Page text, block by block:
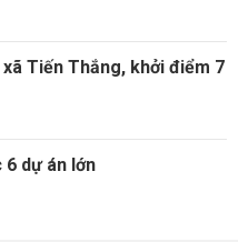
Tiến Thắng, khởi điểm 7
6 dự án lớn